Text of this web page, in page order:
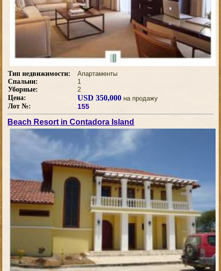
Тип недвижимости:
Апартаменты
Спальни:
1
Уборные:
2
Цена:
USD 350,000 на продажу
Лот №:
155
Beach Resort in Contadora Island